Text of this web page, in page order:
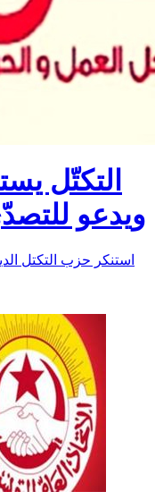
التكتّل
ويدعو
استنكر حزب التكتل